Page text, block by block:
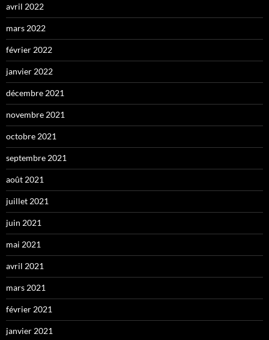
avril 2022
mars 2022
février 2022
janvier 2022
décembre 2021
novembre 2021
octobre 2021
septembre 2021
août 2021
juillet 2021
juin 2021
mai 2021
avril 2021
mars 2021
février 2021
janvier 2021